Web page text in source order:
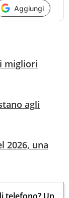
Aggiungi
i migliori
agli
2026, una